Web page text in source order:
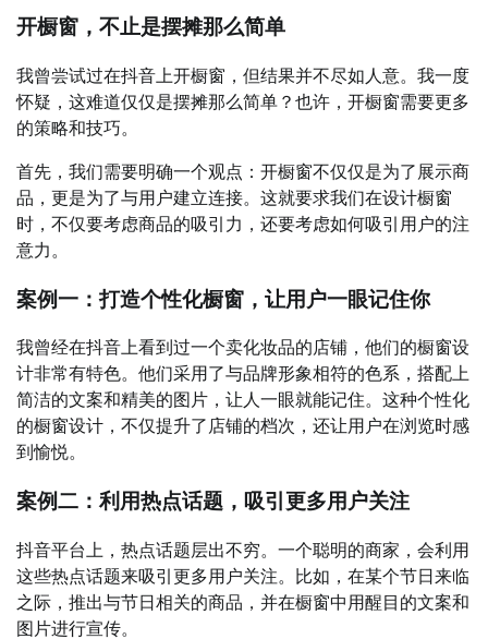
开橱窗，不止是摆摊那么简单
我曾尝试过在抖音上开橱窗，但结果并不尽如人意。我一度
怀疑，这难道仅仅是摆摊那么简单？也许，开橱窗需要更多
的策略和技巧。
首先，我们需要明确一个观点：开橱窗不仅仅是为了展示商
品，更是为了与用户建立连接。这就要求我们在设计橱窗
时，不仅要考虑商品的吸引力，还要考虑如何吸引用户的注
意力。
案例一：打造个性化橱窗，让用户一眼记住你
我曾经在抖音上看到过一个卖化妆品的店铺，他们的橱窗设
计非常有特色。他们采用了与品牌形象相符的色系，搭配上
简洁的文案和精美的图片，让人一眼就能记住。这种个性化
的橱窗设计，不仅提升了店铺的档次，还让用户在浏览时感
到愉悦。
案例二：利用热点话题，吸引更多用户关注
抖音平台上，热点话题层出不穷。一个聪明的商家，会利用
这些热点话题来吸引更多用户关注。比如，在某个节日来临
之际，推出与节日相关的商品，并在橱窗中用醒目的文案和
图片进行宣传。